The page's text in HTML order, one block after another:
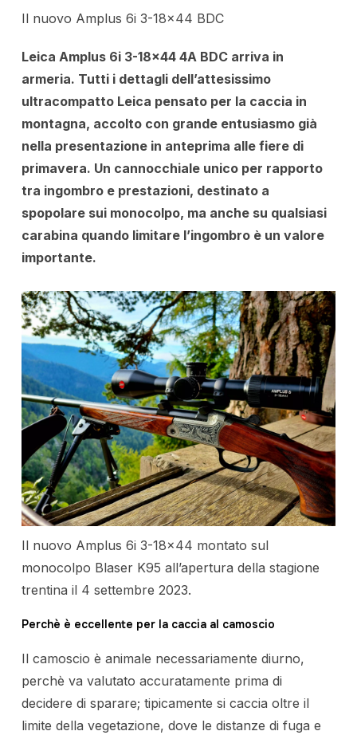
Il nuovo Amplus 6i 3-18×44 BDC
Leica Amplus 6i 3-18×44 4A BDC arriva in
armeria. Tutti i dettagli dell’attesissimo
ultracompatto Leica pensato per la caccia in
montagna, accolto con grande entusiasmo già
nella presentazione in anteprima alle fiere di
primavera. Un cannocchiale unico per rapporto
tra ingombro e prestazioni, destinato a
spopolare sui monocolpo, ma anche su qualsiasi
carabina quando limitare l’ingombro è un valore
importante.
Il nuovo Amplus 6i 3-18×44 montato sul
monocolpo Blaser K95 all’apertura della stagione
trentina il 4 settembre 2023.
Perchè è eccellente per la caccia al camoscio
Il camoscio è animale necessariamente diurno,
perchè va valutato accuratamente prima di
decidere di sparare; tipicamente si caccia oltre il
limite della vegetazione, dove le distanze di fuga e